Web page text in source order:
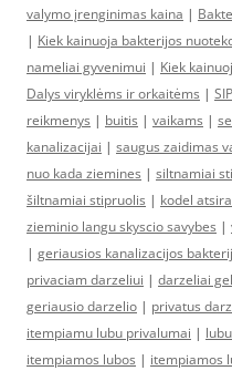
valymo įrenginimas kaina |
| Kiek kainuoja bakterijos
nameliai gyvenimui | Kiek
Dalys viryklėms ir orkaitėms |
reikmenys | buitis | vaikams |
kanalizacijai | saugus zaidimas
nuo kada ziemines | siltnamiai
šiltnamiai stipruolis | kodel
zieminio langu skyscio savybes |
| geriausios kanalizacijos
privaciam darzeliui | darzeliai
geriausio darzelio | privatus
itempiamu lubu privalumai |
itempiamos lubos | itempiamos